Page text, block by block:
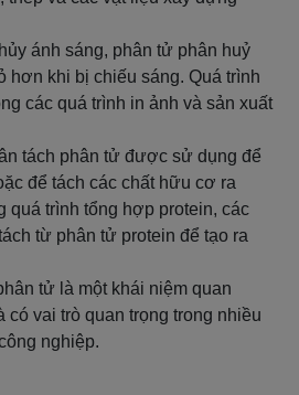
ánh sáng, phân tử phân huỷ
hơn khi bị chiếu sáng. Quá trình
các quá trình in ảnh và sản xuất
tách phân tử được sử dụng để
để tách các chất hữu cơ ra
quá trình tổng hợp protein, các
từ phân tử protein để tạo ra
tử là một khái niệm quan
có vai trò quan trọng trong nhiều
nghiệp.